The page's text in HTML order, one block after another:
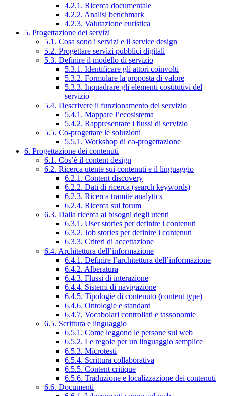
4.2.1. Ricerca documentale
4.2.2. Analisi benchmark
4.2.3. Valutazione euristica
5. Progettazione dei servizi
5.1. Cosa sono i servizi e il service design
5.2. Progettare servizi pubblici digitali
5.3. Definire il modello di servizio
5.3.1. Identificare gli attori coinvolti
5.3.2. Formulare la proposta di valore
5.3.3. Inquadrare gli elementi costitutivi del
servizio
5.4. Descrivere il funzionamento del servizio
5.4.1. Mappare l’ecosistema
5.4.2. Rappresentare i flussi di servizio
5.5. Co-progettare le soluzioni
5.5.1. Workshop di co-progettazione
6. Progettazione dei contenuti
6.1. Cos’è il content design
6.2. Ricerca utente sui contenuti e il linguaggio
6.2.1. Content discovery
6.2.2. Dati di ricerca (search keywords)
6.2.3. Ricerca tramite analytics
6.2.4. Ricerca sui forum
6.3. Dalla ricerca ai bisogni degli utenti
6.3.1. User stories per definire i contenuti
6.3.2. Job stories per definire i contenuti
6.3.3. Criteri di accettazione
6.4. Architettura dell’informazione
6.4.1. Definire l’architettura dell’informazione
6.4.2. Alberatura
6.4.3. Flussi di interazione
6.4.4. Sistemi di navigazione
6.4.5. Tipologie di contenuto (content type)
6.4.6. Ontologie e standard
6.4.7. Vocabolari controllati e tassonomie
6.5. Scrittura e linguaggio
6.5.1. Come leggono le persone sul web
6.5.2. Le regole per un linguaggio semplice
6.5.3. Microtesti
6.5.4. Scrittura collaborativa
6.5.5. Content critique
6.5.6. Traduzione e localizzazione dei contenuti
6.6. Documenti